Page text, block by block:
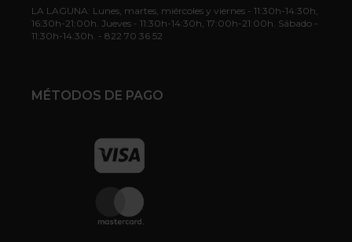
LA LAGUNA: Lunes, martes, miércoles y viernes - 11:30h-14:30h,
16:30h-21:00h. Jueves - 11:30h-14:30h, 17:00h-21:00h. Sábado -
11:30h-14:30h. - 822 70 36 52
MÉTODOS DE PAGO